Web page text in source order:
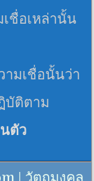
ชื่อเหล่านั้น
ามเชื่อนั้นว่า
บัติตาม
ตัว